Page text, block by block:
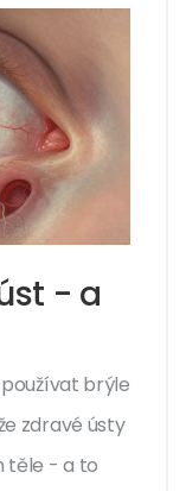
- a
brýle
zdravé ústy
těle - a to